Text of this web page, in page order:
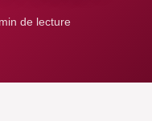
de lecture